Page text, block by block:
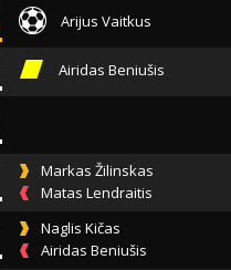
Arijus Vaitkus
Airidas Beniušis
Markas Žilinskas
Matas Lendraitis
Naglis Kičas
Airidas Beniušis